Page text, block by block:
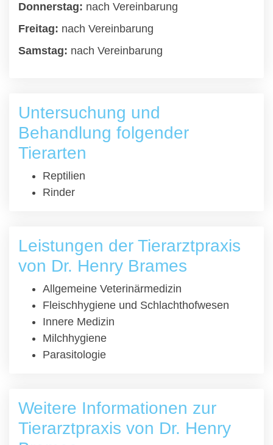
Donnerstag: nach Vereinbarung
Freitag: nach Vereinbarung
Samstag: nach Vereinbarung
Untersuchung und
Behandlung folgender
Tierarten
Reptilien
Rinder
Leistungen der Tierarztpraxis
von Dr. Henry Brames
Allgemeine Veterinärmedizin
Fleischhygiene und Schlachthofwesen
Innere Medizin
Milchhygiene
Parasitologie
Weitere Informationen zur
Tierarztpraxis von Dr. Henry